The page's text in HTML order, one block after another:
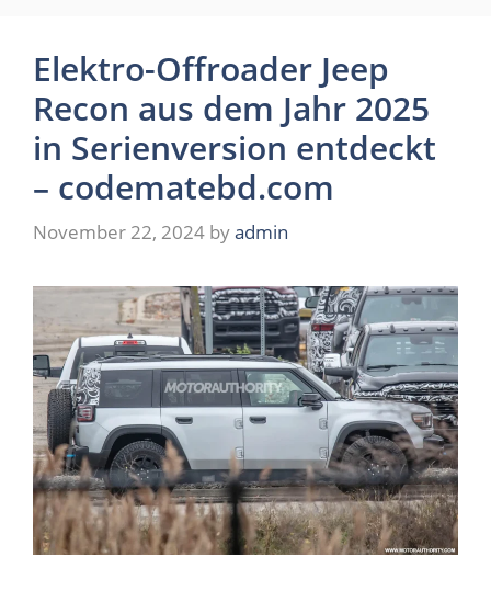
Elektro-Offroader Jeep
Recon aus dem Jahr 2025
in Serienversion entdeckt
– codematebd.com
November 22, 2024 byadmin